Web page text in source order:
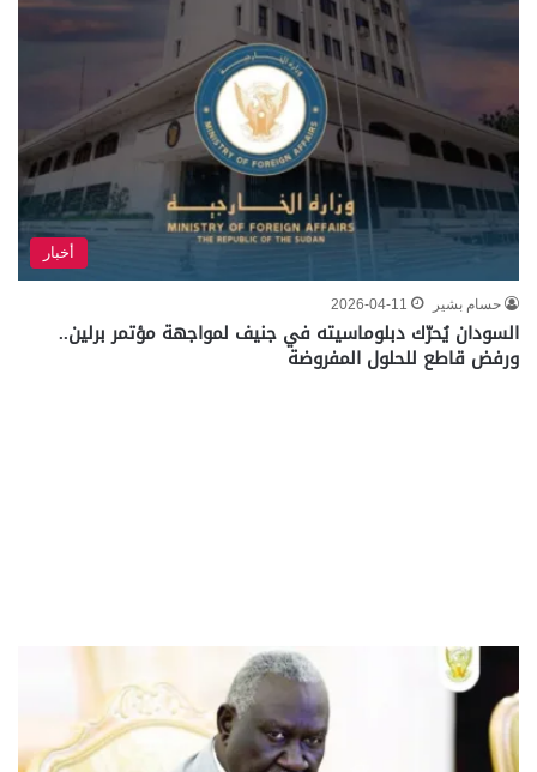
أخبار
حسام بشير 2026-04-11
السودان يُحرّك دبلوماسيته في جنيف لمواجهة مؤتمر برلين..
ورفض قاطع للحلول المفروضة